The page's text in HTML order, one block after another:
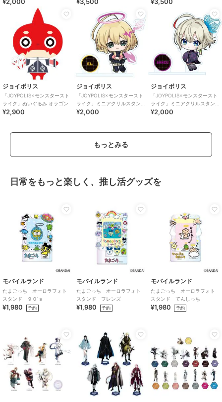
ジョイポリス
「JOYPOLIS×モンスタースト
ライク」ぬいぐるみ オラゴン
¥2,900
ジョイポリス
「JOYPOLIS×モンスタースト
ライク」ミニアクリルスタン
ド エル
¥2,000
ジョイポリス
「JOYPOLIS×モンスタースト
ライク」ミニアクリルスタン
ド 三途
¥2,000
もっとみる
日常をもっと楽しく、推し活グッズを
モバイルランド
たまごっち オーロラフォト
スタンド ９０’ｓ
¥1,980 予約
モバイルランド
たまごっち オーロラフォト
スタンド フレンズ
¥1,980 予約
モバイルランド
たまごっち オーロラフォト
スタンド てんしっち
¥1,980 予約